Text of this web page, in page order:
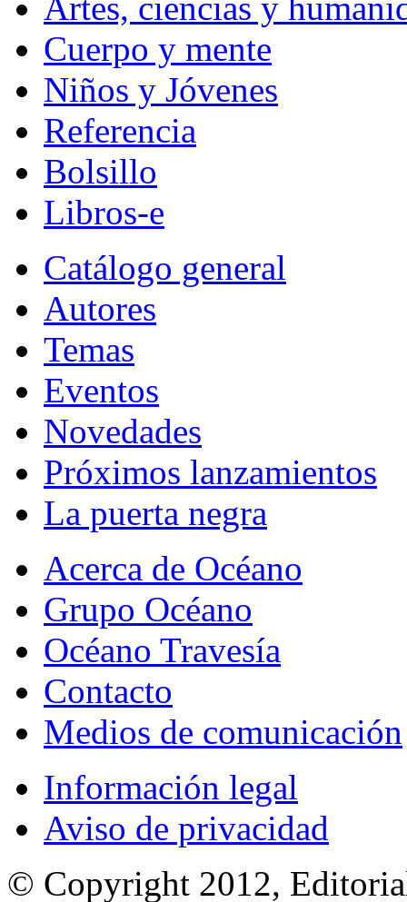
Artes, ciencias y
Cuerpo y mente
Niños y Jóvenes
Referencia
Bolsillo
Libros-e
Catálogo general
Autores
Temas
Eventos
Novedades
Próximos lanzamientos
La puerta negra
Acerca de Océano
Grupo Océano
Océano Travesía
Contacto
Medios de comunicación
Información legal
Aviso de privacidad
© Copyright 2012,